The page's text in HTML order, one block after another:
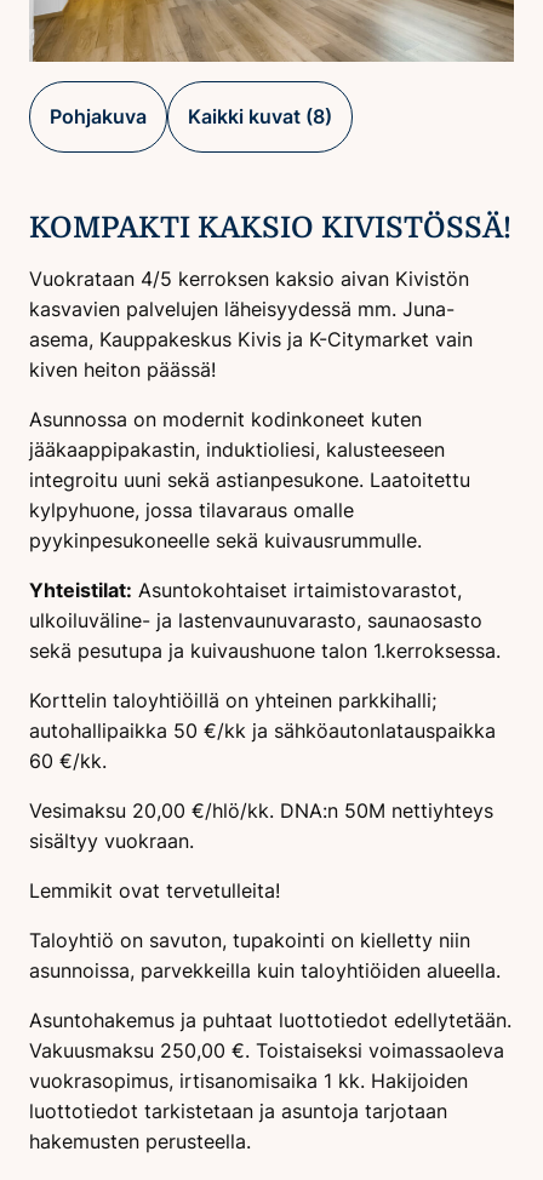
Pohjakuva Kaikki kuvat (8)
KOMPAKTI KAKSIO KIVISTÖSSÄ!
Vuokrataan 4/5 kerroksen kaksio aivan Kivistön
kasvavien palvelujen läheisyydessä mm. Juna-
asema, Kauppakeskus Kivis ja K-Citymarket vain
kiven heiton päässä!
Asunnossa on modernit kodinkoneet kuten
jääkaappipakastin, induktioliesi, kalusteeseen
integroitu uuni sekä astianpesukone. Laatoitettu
kylpyhuone, jossa tilavaraus omalle
pyykinpesukoneelle sekä kuivausrummulle.
Yhteistilat: Asuntokohtaiset irtaimistovarastot,
ulkoiluväline- ja lastenvaunuvarasto, saunaosasto
sekä pesutupa ja kuivaushuone talon 1.kerroksessa.
Korttelin taloyhtiöillä on yhteinen parkkihalli;
autohallipaikka 50 €/kk ja sähköautonlatauspaikka
60 €/kk.
Vesimaksu 20,00 €/hlö/kk. DNA:n 50M nettiyhteys
sisältyy vuokraan.
Lemmikit ovat tervetulleita!
Taloyhtiö on savuton, tupakointi on kielletty niin
asunnoissa, parvekkeilla kuin taloyhtiöiden alueella.
Asuntohakemus ja puhtaat luottotiedot edellytetään.
Vakuusmaksu 250,00 €. Toistaiseksi voimassaoleva
vuokrasopimus, irtisanomisaika 1 kk. Hakijoiden
luottotiedot tarkistetaan ja asuntoja tarjotaan
hakemusten perusteella.